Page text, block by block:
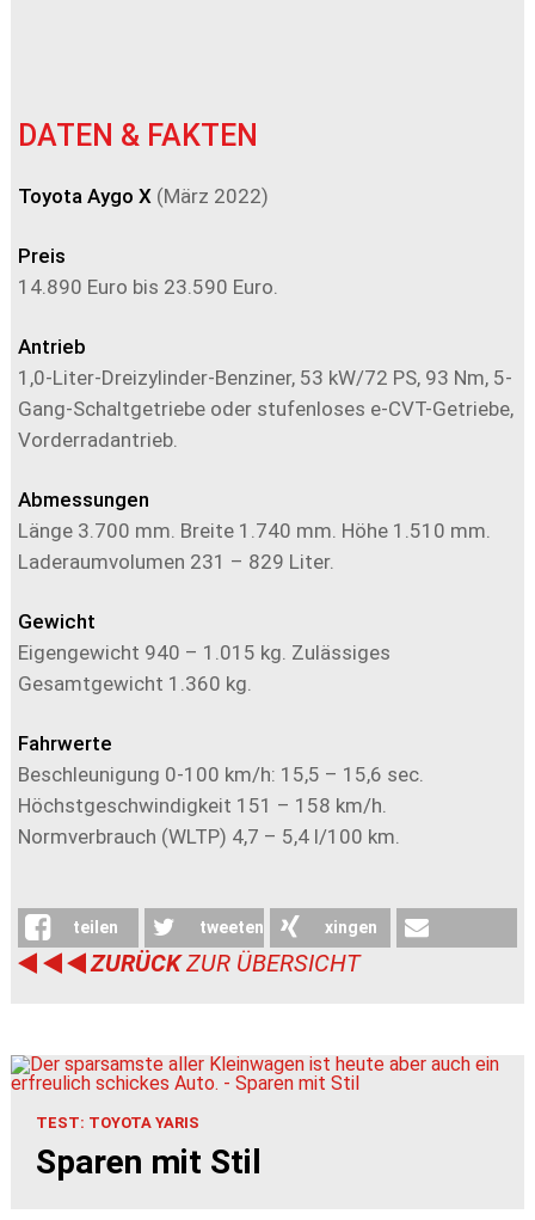
DATEN & FAKTEN
Toyota Aygo X (März 2022)
Preis
14.890 Euro bis 23.590 Euro.
Antrieb
1,0-Liter-Dreizylinder-Benziner, 53 kW/72 PS, 93 Nm, 5-
Gang-Schaltgetriebe oder stufenloses e-CVT-Getriebe,
Vorderradantrieb.
Abmessungen
Länge 3.700 mm. Breite 1.740 mm. Höhe 1.510 mm.
Laderaumvolumen 231 – 829 Liter.
Gewicht
Eigengewicht 940 – 1.015 kg. Zulässiges
Gesamtgewicht 1.360 kg.
Fahrwerte
Beschleunigung 0-100 km/h: 15,5 – 15,6 sec.
Höchstgeschwindigkeit 151 – 158 km/h.
Normverbrauch (WLTP) 4,7 – 5,4 l/100 km.
teilen tweeten xingen
ZURÜCKZUR ÜBERSICHT
TEST: TOYOTA YARIS
Sparen mit Stil